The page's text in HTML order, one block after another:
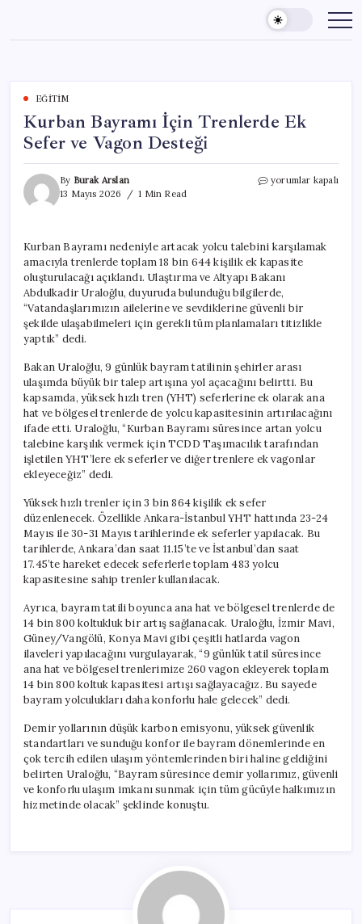
content
EĞITIM
Kurban Bayramı İçin Trenlerde Ek
Sefer ve Vagon Desteği
By Burak Arslan
13 Mayıs 2026
1 Min Read
Kurban
Sefer
ve
Vagon
Desteği
için
yorumlar kapalı
Kurban Bayramı nedeniyle artacak yolcu talebini karşılamak
amacıyla trenlerde toplam 18 bin 644 kişilik ek kapasite
oluşturulacağı açıklandı. Ulaştırma ve Altyapı Bakanı
Abdulkadir Uraloğlu, duyuruda bulunduğu bilgilerde,
“Vatandaşlarımızın ailelerine ve sevdiklerine güvenli bir
şekilde ulaşabilmeleri için gerekli tüm planlamaları titizlikle
yaptık” dedi.
Bakan Uraloğlu, 9 günlük bayram tatilinin şehirler arası
ulaşımda büyük bir talep artışına yol açacağını belirtti. Bu
kapsamda, yüksek hızlı tren (YHT) seferlerine ek olarak ana
hat ve bölgesel trenlerde de yolcu kapasitesinin artırılacağını
ifade etti. Uraloğlu, “Kurban Bayramı süresince artan yolcu
talebine karşılık vermek için TCDD Taşımacılık tarafından
işletilen YHT’lere ek seferler ve diğer trenlere ek vagonlar
ekleyeceğiz” dedi.
Yüksek hızlı trenler için 3 bin 864 kişilik ek sefer
düzenlenecek. Özellikle Ankara-İstanbul YHT hattında 23-24
Mayıs ile 30-31 Mayıs tarihlerinde ek seferler yapılacak. Bu
tarihlerde, Ankara’dan saat 11.15’te ve İstanbul’dan saat
17.45’te hareket edecek seferlerle toplam 483 yolcu
kapasitesine sahip trenler kullanılacak.
Ayrıca, bayram tatili boyunca ana hat ve bölgesel trenlerde de
14 bin 800 koltukluk bir artış sağlanacak. Uraloğlu, İzmir Mavi,
Güney/Vangölü, Konya Mavi gibi çeşitli hatlarda vagon
ilaveleri yapılacağını vurgulayarak, “9 günlük tatil süresince
ana hat ve bölgesel trenlerimize 260 vagon ekleyerek toplam
14 bin 800 koltuk kapasitesi artışı sağlayacağız. Bu sayede
bayram yolculukları daha konforlu hale gelecek” dedi.
Demir yollarının düşük karbon emisyonu, yüksek güvenlik
standartları ve sunduğu konfor ile bayram dönemlerinde en
çok tercih edilen ulaşım yöntemlerinden biri haline geldiğini
belirten Uraloğlu, “Bayram süresince demir yollarımız, güvenli
ve konforlu ulaşım imkanı sunmak için tüm gücüyle halkımızın
hizmetinde olacak” şeklinde konuştu.